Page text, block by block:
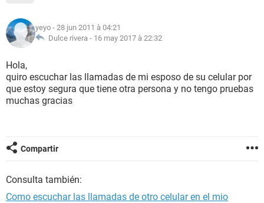
yeyo - 28 jun 2011 à 04:21
Dulce rivera - 16 may 2017 à 22:32
Hola,
quiro escuchar las llamadas de mi esposo de su celular por
que estoy segura que tiene otra persona y no tengo pruebas
muchas gracias
Compartir
Consulta también:
Como escuchar las llamadas de otro celular en el mio